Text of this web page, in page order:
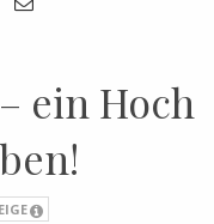
ein Hoch